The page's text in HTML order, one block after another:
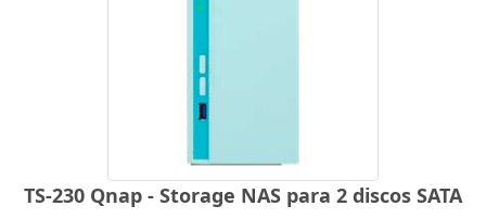
TS-230 Qnap - Storage NAS para 2 discos SATA